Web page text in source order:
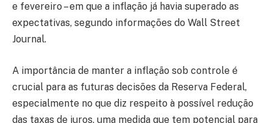
e fevereiro – em que a inflação já havia superado as
expectativas, segundo informações do Wall Street
Journal.
A importância de manter a inflação sob controle é
crucial para as futuras decisões da Reserva Federal,
especialmente no que diz respeito à possível redução
das taxas de juros, uma medida que tem potencial para